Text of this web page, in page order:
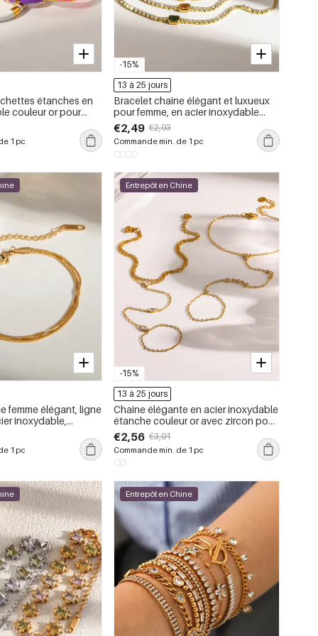
étanches en
couleur or pour
1 pc
-15%
13 à 25 jours
Bracelet chaîne élégant et luxueux
pour femme, en acier inoxydable
rectangulaire, étanche, couleur or,
orné de zircon.
€2,49 €2,93
Commande min. de 1 pc
femme élégant, ligne
inoxydable,
or (1 pièce).
1 pc
-15%
Entrepôt en Chine
13 à 25 jours
Chaîne élégante en acier inoxydable
étanche couleur or avec zircon pour
femme
€2,56 €3,01
Commande min. de 1 pc
Entrepôt en Chine